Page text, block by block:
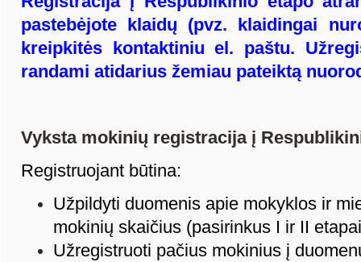
pastebėjote klaidų (pvz. klaidingai
kreipkitės kontaktiniu el. paštu.
randami atidarius žemiau pateiktą
Vyksta mokinių registracija į
Registruojant būtina:
Užpildyti duomenis apie mokyklos ir
mokinių skaičius (pasirinkus I ir II
Užregistruoti pačius mokinius į